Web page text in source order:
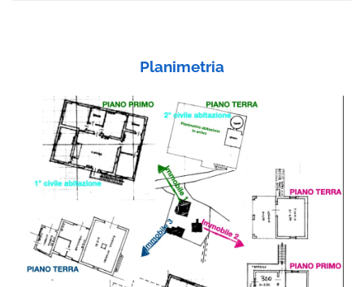
Planimetria